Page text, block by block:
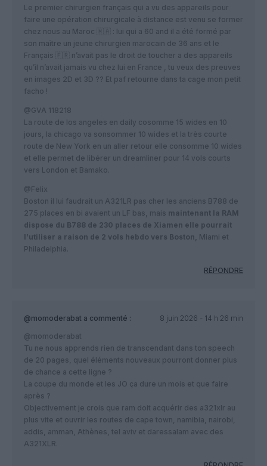
Le premier chirurgien français qui a vu des appareils pour
faire une opération chirurgicale à distance est venu se former
chez nous au Maroc 🇲🇦 : lui qui a 60 and il a été formé par
son maître un jeune chirurgien marocain de 36 ans et le
Français 🇫🇷 n’avait pas le droit de toucher a des appareils
qu’il n’avait jamais vu chez lui en France , tu veux des preuves
en images 2D et 3D ?? Et paf retourne dans ta cage mon petit
facho !
@GVA 118218
La route de los angeles en daily cosomme 15 wides en 10
jours, la chicago va sonsommer 10 wides et la très courte
route de New York en un aller retour elle consomme 10 wides
et elle permet de libérer un dreamliner pour 14 vols courts
vers London et Bamako.
@Felix
Boston il lui faudrait un A321LR pas cher les anciens B788 de
275 places en bi avaient un LF bas, mais maintenant la RAM
dispose du B788 de 230 places de Xiamen elle pourrait
l’utiliser a raison de 2 vols hebdo vers Boston, Miami et
Philadelphia.
RÉPONDRE
@momoderabat a commenté :
8 juin 2026 - 14 h 26 min
@momoderabat
Tu ne nous apprends rien de transcendant dans ton speech
de 20 pages, quel éléments nouveaux pourront donner plus
de chance a cette ligne ?
La coupe du monde et les JO ça dure un mois et que faire
après ?
Objectivement je crois que ram doit acquérir des a321xlr au
plus vite et ouvrir les routes de cape town, namibia, nairobi,
addis, amman, Athènes, tel aviv et daressalam avec des
A321XLR.